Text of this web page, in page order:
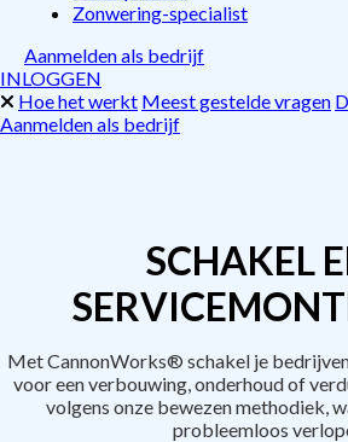
Zonwering-specialist
Aanmelden als bedrijf
INLOGGEN
Hoe het werkt Meest gestelde vragen
Aanmelden als bedrijf
SCHAKEL
Met CannonWorks® schakel je
voor een verbouwing, onderhoud of
volgens onze bewezen methodiek,
probleemloos